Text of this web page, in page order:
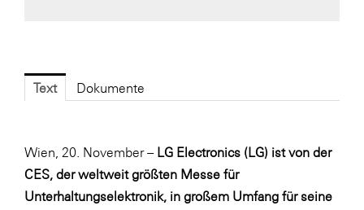
Bauvereinigungen
ikp
Johnson & Johnson
Text Dokumente
Wien, 20. November –LG Electronics (LG) ist von der
CES, der weltweit größten Messe für
Unterhaltungselektronik, in großem Umfang für seine